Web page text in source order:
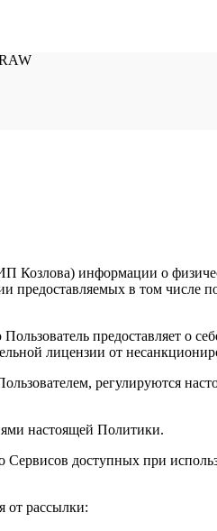
информации о
в том числе
предоставляет о
лицензии от
регулируются
настоящей Политики.
Сервисов доступных при
от рассылки: